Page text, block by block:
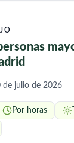
de julio de 2026
Por horas